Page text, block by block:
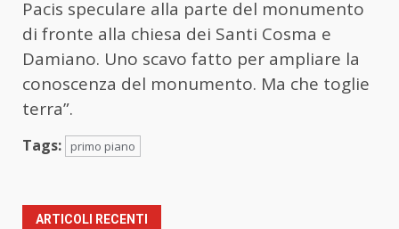
Pacis speculare alla parte del monumento
di fronte alla chiesa dei Santi Cosma e
Damiano. Uno scavo fatto per ampliare la
conoscenza del monumento. Ma che toglie
terra”.
Tags: primo piano
ARTICOLI RECENTI